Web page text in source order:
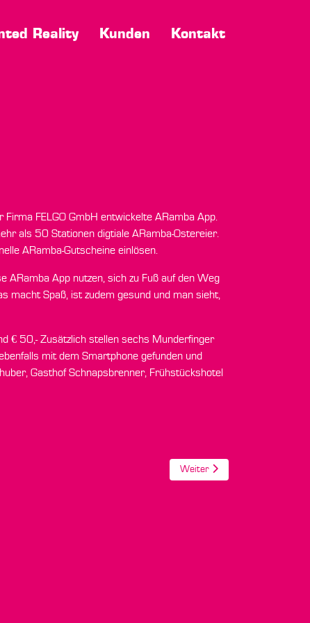
Reality Kunden Kontakt
FELGO GmbH entwickelte ARamba App.
als 50 Stationen digtiale ARamba-Ostereier.
ARamba-Gutscheine einlösen.
App nutzen, sich zu Fuß auf den Weg
macht Spaß, ist zudem gesund und man sieht,
€ 50,- Zusätzlich stellen sechs Munderfinger
mit dem Smartphone gefunden und
Gasthof Schnapsbrenner, Frühstückshotel
Nächster Beitrag: Bierdeckel-
Weiter